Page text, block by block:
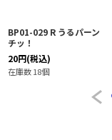
BP01-029 R うるパーン
チッ！
20円(税込)
在庫数 18個